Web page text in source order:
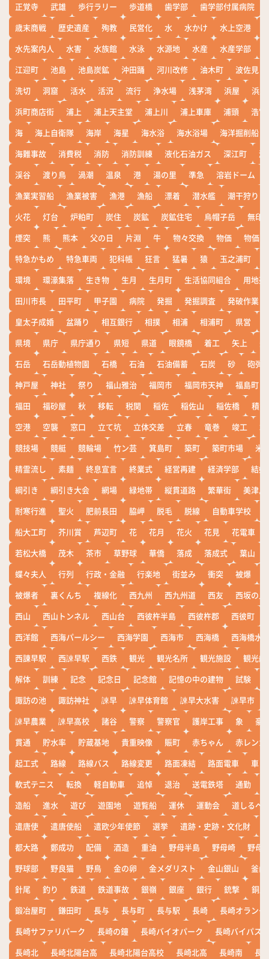
正覚寺
武雄 歩行ラリー 歩道橋 歯学部 歯学部付属病院
歳末商戦
歴史遺産 殉教 民営化 水 水かけ 水上空港
水先案内人
水害 水族館 水泳 水源地 水産 水産学部
江迎町
池島 池島炭鉱 沖田踊 河川改修 油木町
波佐見
洗切
洞窟 活水 活況 流行 浄水場 浅茅湾 浜屋
浜
浜町商店街
浦上 浦上天主堂 浦上川 浦上車庫 浦頭
浩宮
海
海上自衛隊 海岸 海星 海水浴 海水浴場
海洋掘削船
海難事故
消費税 消防 消防訓練 液化石油ガス 深江町
淵
渓谷
渡り鳥 渦潮 温泉 港 湯の里 準急 溶岩ドーム
漁業実習船
漁業被害 漁港 漁船 漂着 潜水艦
潮干狩り
火花
灯台 炉粕町 炭住 炭鉱 炭鉱住宅 烏帽子岳
無印
煙突
熊 熊本 父の日 片淵 牛 物々交換 物価
物価高
特急かもめ
特急車両 犯科帳 狂言 猛暑 猿 玉之浦町
環境
環濠集落 生き物 生月 生月町 生活協同組合
用地売
田川市長
田平町 甲子園 病院 発掘 発掘調査
発破作業
皇太子成婚
盆踊り 相互銀行 相撲 相浦 相浦町 県営
県境
県庁 県庁通り 県短 県道 眼鏡橋 着工 矢上
石岳
石岳動植物園 石橋 石油 石油備蓄 石炭 砂
砲弾
神戸屋
神社 祭り 福山雅治 福岡市 福岡市天神
福島町
福田
福砂屋 秋 移転 税関 稲佐 稲佐山 稲佐橋
積雪
空港
空襲 窓口 立て坑 立体交差 立春 竜巻 竣工
競技場
競艇 競輪場 竹ン芸 箕島町 築町 築町市場
米
精霊流し
素麺 終息宣言 終業式 経営再建 経済学部
結婚
綱引き
綱引き大会 網場 緑地帯 縦貫道路 繁華街
美津島
耐寒行進
聖火 肥前長田 脇岬 脱毛 脱線 自動車学校
船大工町
芥川賞 芦辺町 花 花月 花火 花見 花電車
若松大橋
茂木 茶市 草野球 華僑 落成 落成式 葉山
蝶々夫人
行列 行政・金融 行楽地 街並み 衝突 被爆
被爆者
裏くんち 複線化 西九州 西九州道 西友
西坂の丘
西山
西山トンネル 西山台 西彼杵半島 西彼杵郡 西彼町
西洋館
西海パールシー 西海学園 西海市 西海橋
西海橋水
西諌早駅
西諫早駅 西鉄 観光 観光名所 観光施設
観光船
解体
訓練 記念 記念日 記念館 記憶の中の建物 試験
諏訪の池
諏訪神社 諫早 諫早体育館 諫早大水害 諫早市
諫早農業
諫早高校 諸谷 警察 警察官 護岸工事 象
豪
貫通
貯水率 貯蔵基地 貴重映像 賑町 赤ちゃん
赤レンガ
起工式
路線 路線バス 路線変更 路面凍結 路面電車
車
軟式テニス
転換 軽自動車 追悼 退治 送電鉄塔 通勤
造船
進水 遊び 遊園地 遊覧船 運休 運動会
道しるべ
遣唐使
遣唐使船 遣欧少年使節 選挙 遺跡・史跡・文化財
都大路
鄭成功 配備 酒造 重油 野母半島 野母崎
野母
野球部
野良猫 野鳥 金の卵 金メダリスト 金山銀山
釜山
針尾
釣り 鉄道 鉄道事故 銀嶺 銀座 銀行 銃撃
銅座
鍛冶屋町
鎌田町 長与 長与町 長与駅 長崎
長崎オランダ
長崎サファリパーク
長崎の鐘 長崎バイオパーク
長崎バイパス
長崎北
長崎北陽台高 長崎北陽台高校 長崎北高 長崎南
長